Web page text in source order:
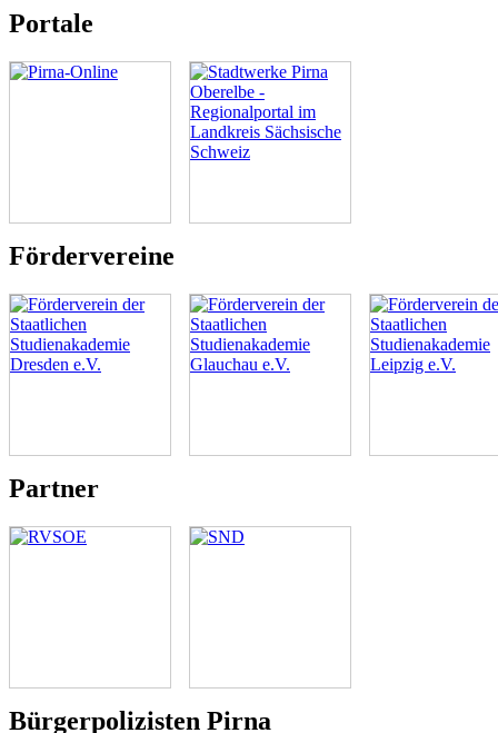
Portale
Fördervereine
Partner
Bürgerpolizisten Pirna